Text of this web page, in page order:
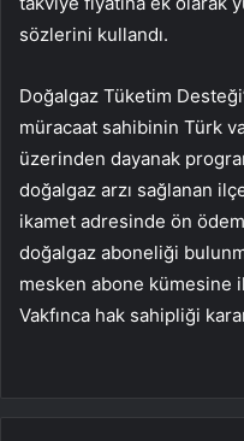
sözlerini kullandı.
Doğalgaz Tüketim
müracaat sahibinin Türk
üzerinden dayanak
doğalgaz arzı sağlanan
ikamet adresinde ön
doğalgaz aboneliği
mesken abone kümesine
Vakfınca hak sahipliği